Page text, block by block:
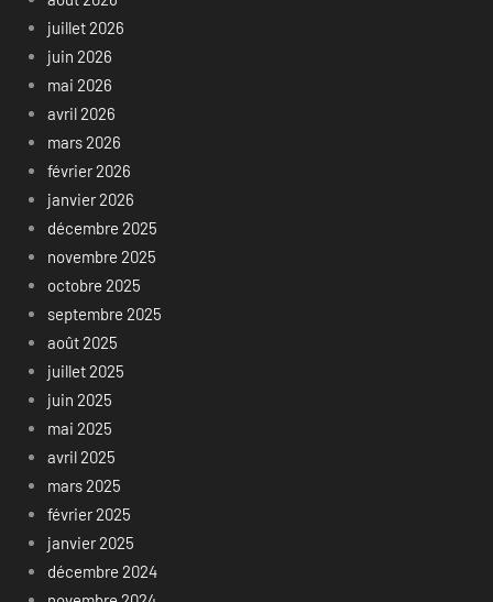
juillet 2026
juin 2026
mai 2026
avril 2026
mars 2026
février 2026
janvier 2026
décembre 2025
novembre 2025
octobre 2025
septembre 2025
août 2025
juillet 2025
juin 2025
mai 2025
avril 2025
mars 2025
février 2025
janvier 2025
décembre 2024